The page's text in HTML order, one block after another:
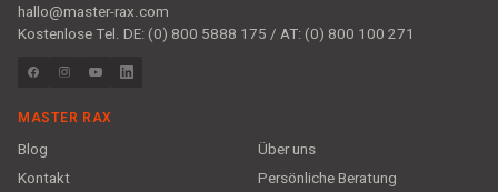
hallo@master-rax.com
Kostenlose Tel. DE: (0) 800 5888 175 / AT: (0) 800 100 271
MASTER RAX
Blog
Über uns
Kontakt
Persönliche Beratung